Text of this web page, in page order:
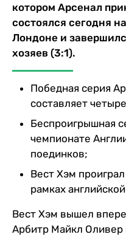
котором Арсенал
состоялся сегодня
Лондоне и
хозяев (3:1).
Победная серия
составляет
Беспроигрышная
чемпионате
поединков;
Вест Хэм
рамках
Вест Хэм вышел
Арбитр Майкл Оливер